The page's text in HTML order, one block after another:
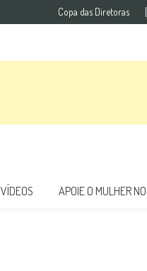
Copa das Diretoras
VÍDEOS APOIE O MULHER